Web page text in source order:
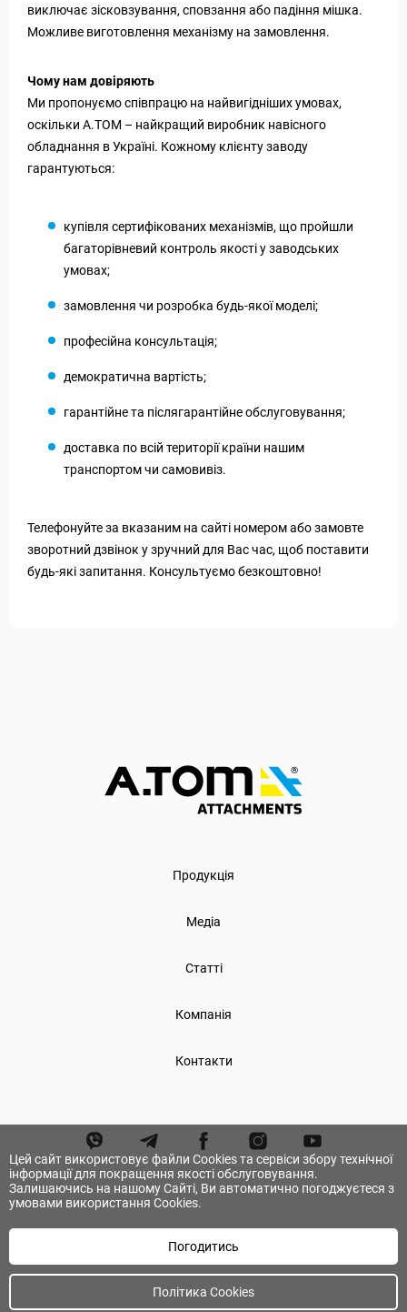
Цей сайт використовує файли Cookies та сервіси збору технічної
інформації для покращення якості обслуговування.
Залишаючись на нашому Сайті, Ви автоматично погоджуєтеся з
умовами використання Cookies.
Погодитись
Політика Cookies
виключає зісковзування, сповзання або падіння мішка.
Можливе виготовлення механізму на замовлення.
Чому нам довіряють
Ми пропонуємо співпрацю на найвигідніших умовах,
оскільки А.ТОМ – найкращий виробник навісного
обладнання в Україні. Кожному клієнту заводу
гарантуються:
купівля сертифікованих механізмів, що пройшли
багаторівневий контроль якості у заводських
умовах;
замовлення чи розробка будь-якої моделі;
професійна консультація;
демократична вартість;
гарантійне та післягарантійне обслуговування;
доставка по всій території країни нашим
транспортом чи самовивіз.
Телефонуйте за вказаним на сайті номером або замовте
зворотний дзвінок у зручний для Вас час, щоб поставити
будь-які запитання. Консультуємо безкоштовно!
Продукція
Медіа
Статті
Компанія
Контакти
© А.ТОМ. Всі права захищені.